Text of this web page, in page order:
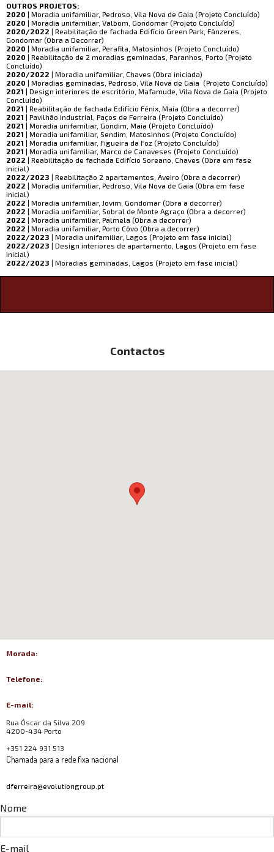
OUTROS PROJETOS:
2020 | Moradia unifamiliar, Pedroso, Vila Nova de Gaia (Projeto Concluído)
2020 | Moradia unifamiliar, Valbom, Gondomar (Projeto Concluído)
2020/2022 | Reabilitação de fachada Edifício Green Park, Fânzeres,
Gondomar (Obra a Decorrer)
2020 | Moradia unifamiliar, Perafita, Matosinhos (Projeto Concluído)
2020 | Reabilitação de 2 moradias geminadas, Paranhos, Porto (Projeto
Concluído)
2020/2022 | Moradia unifamiliar, Chaves (Obra iniciada)
2020 | Moradias geminadas, Pedroso, Vila Nova de Gaia (Projeto Concluído)
2021 | Design interiores de escritório, Mafamude, Vila Nova de Gaia (Projeto
Concluído)
2021 | Reabilitação de fachada Edifício Fénix, Maia (Obra a decorrer)
2021 | Pavilhão industrial, Paços de Ferreira (Projeto Concluído)
2021 | Moradia unifamiliar, Gondim, Maia (Projeto Concluído)
2021 | Moradia unifamiliar, Sendim, Matosinhos (Projeto Concluído)
2021 | Moradia unifamiliar, Figueira da Foz (Projeto Concluído)
2021 | Moradia unifamiliar, Marco de Canaveses (Projeto Concluído)
2022 | Reabilitação de fachada Edifício Soreano, Chaves (Obra em fase
inicial)
2022/2023 | Reabilitação 2 apartamentos, Aveiro (Obra a decorrer)
2022 | Moradia unifamiliar, Pedroso, Vila Nova de Gaia (Obra em fase
inicial)
2022 | Moradia unifamiliar, Jovim, Gondomar (Obra a decorrer)
2022 | Moradia unifamiliar, Sobral de Monte Agraço (Obra a decorrer)
2022 | Moradia unifamiliar, Palmela (Obra a decorrer)
2022 | Moradia unifamiliar, Porto Côvo (Obra a decorrer)
2022/2023 | Moradia unifamiliar, Lagos (Projeto em fase inicial)
2022/2023 | Design interiores de apartamento, Lagos (Projeto em fase
inicial)
2022/2023 | Moradias geminadas, Lagos (Projeto em fase inicial)
Contactos
Morada:
Telefone:
E-mail:
Rua Óscar da Silva 209
4200-434 Porto
+351 224 931 513
Chamada para a rede fixa nacional
dferreira@evolutiongroup.pt
Nome
E-mail